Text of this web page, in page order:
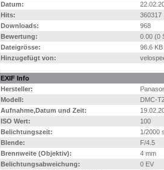
Datum:
Hits:
360317
Downloads:
968
Bewertung:
0.00 (0
Dateigrösse:
96.6 KB
Hinzugefügt von:
EXIF Info
Hersteller:
Modell:
DMC-
Aufnahme,Datum und Zeit:
ISO Wert:
100
Belichtungszeit:
1/2000
Blende:
F/4.5
Brennweite (Objektiv):
4 mm
Belichtungsabweichung:
0 EV